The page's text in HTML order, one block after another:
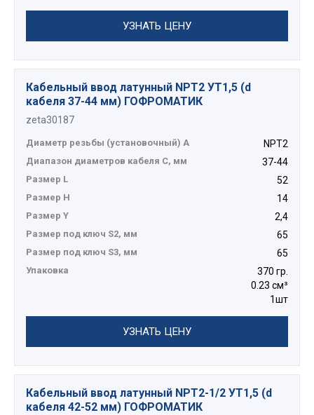
УЗНАТЬ ЦЕНУ
Кабельный ввод латунный NPT2 УТ1,5 (d
кабеля 37-44 мм) ГОФРОМАТИК
zeta30187
Диаметр резьбы (установочный) А NPT2
Диапазон диаметров кабеля C, мм 37-44
Размер L 52
Размер H 14
Размер Y 2,4
Размер под ключ S2, мм 65
Размер под ключ S3, мм 65
Упаковка
370 гр.
0.23 см³
1шт
УЗНАТЬ ЦЕНУ
Кабельный ввод латунный NPT2-1/2 УТ1,5 (d
кабеля 42-52 мм) ГОФРОМАТИК